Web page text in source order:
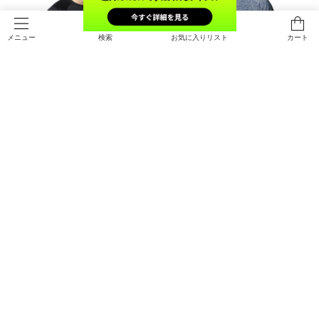
メニュー 検索 お気に入りリスト カート